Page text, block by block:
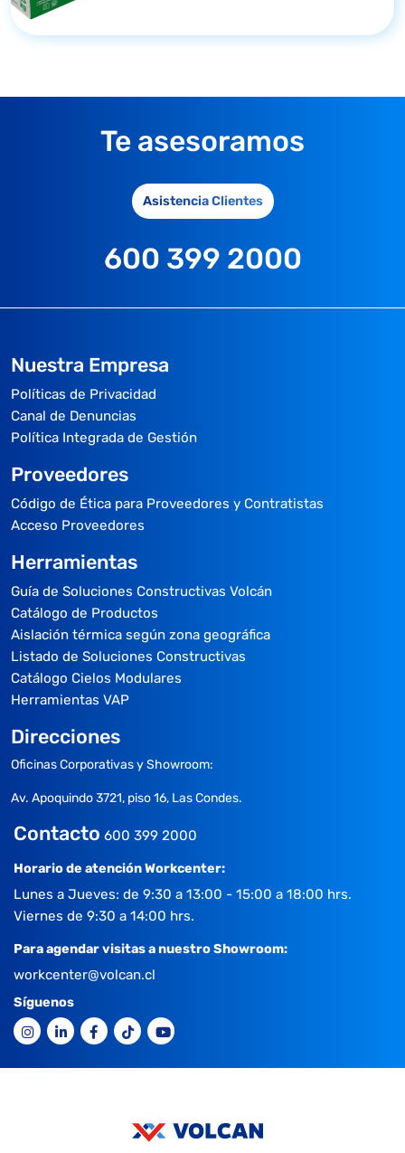
Te asesoramos
Asistencia Clientes
600 399 2000
Nuestra Empresa
Políticas de Privacidad
Canal de Denuncias
Política Integrada de Gestión
Proveedores
Código de Ética para Proveedores y Contratistas
Acceso Proveedores
Herramientas
Guía de Soluciones Constructivas Volcán
Catálogo de Productos
Aislación térmica según zona geográfica
Listado de Soluciones Constructivas
Catálogo Cielos Modulares
Herramientas VAP
Direcciones
Oficinas Corporativas y Showroom:
Av. Apoquindo 3721, piso 16, Las Condes.
Contacto 600 399 2000
Horario de atención Workcenter:
Lunes a Jueves: de 9:30 a 13:00 - 15:00 a 18:00 hrs.
Viernes de 9:30 a 14:00 hrs.
Para agendar visitas a nuestro Showroom:
workcenter@volcan.cl
Síguenos